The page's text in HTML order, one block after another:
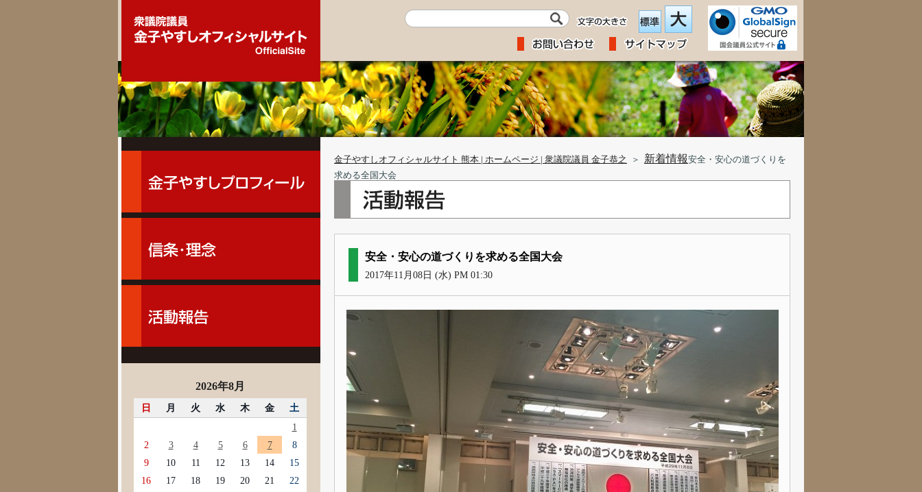
金子やすしオフィシャルサイト 熊本 | ホームページ | 衆議院議員 金子恭之 ＞ 新着情報安全・安心の道づくりを
求める全国大会
安全・安心の道づくりを求める全国大会
2017年11月08日 (水) PM 01:30
2026年8月
日 月 火 水 木 金
土
1
2
3 4 5 6 7
8
9
10 11 12 13 14
15
16
17 18 19 20 21
22